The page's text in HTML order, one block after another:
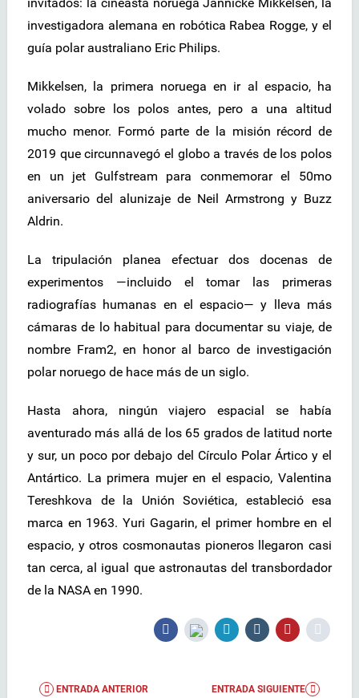
investigadora alemana en robótica Rabea Rogge, y el
guía polar australiano Eric Philips.
Mikkelsen, la primera noruega en ir al espacio, ha
volado sobre los polos antes, pero a una altitud
mucho menor. Formó parte de la misión récord de
2019 que circunnavegó el globo a través de los polos
en un jet Gulfstream para conmemorar el 50mo
aniversario del alunizaje de Neil Armstrong y Buzz
Aldrin.
La tripulación planea efectuar dos docenas de
experimentos —incluido el tomar las primeras
radiografías humanas en el espacio— y lleva más
cámaras de lo habitual para documentar su viaje, de
nombre Fram2, en honor al barco de investigación
polar noruego de hace más de un siglo.
Hasta ahora, ningún viajero espacial se había
aventurado más allá de los 65 grados de latitud norte
y sur, un poco por debajo del Círculo Polar Ártico y el
Antártico. La primera mujer en el espacio, Valentina
Tereshkova de la Unión Soviética, estableció esa
marca en 1963. Yuri Gagarin, el primer hombre en el
espacio, y otros cosmonautas pioneros llegaron casi
tan cerca, al igual que astronautas del transbordador
de la NASA en 1990.
ENTRADA ANTERIOR ENTRADA SIGUIENTE